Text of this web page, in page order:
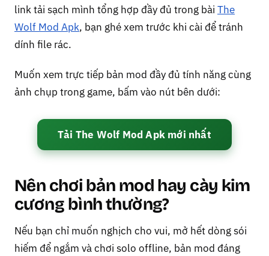
link tải sạch mình tổng hợp đầy đủ trong bài The
Wolf Mod Apk, bạn ghé xem trước khi cài để tránh
dính file rác.
Muốn xem trực tiếp bản mod đầy đủ tính năng cùng
ảnh chụp trong game, bấm vào nút bên dưới:
Tải The Wolf Mod Apk mới nhất
Nên chơi bản mod hay cày kim
cương bình thường?
Nếu bạn chỉ muốn nghịch cho vui, mở hết dòng sói
hiếm để ngắm và chơi solo offline, bản mod đáng